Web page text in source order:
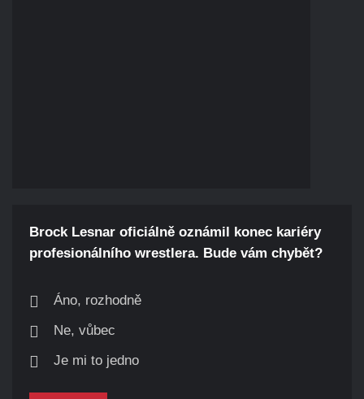
Brock Lesnar oficiálně oznámil konec kariéry
profesionálního wrestlera. Bude vám chybět?
Áno, rozhodně
Ne, vůbec
Je mi to jedno